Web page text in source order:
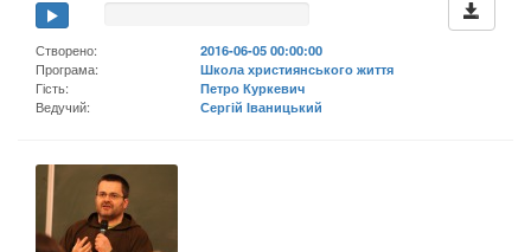
Створено:
2016-06-05 00:00:00
Програма:
Школа християнського життя
Гість:
Петро Куркевич
Ведучий:
Сергій Іваницький